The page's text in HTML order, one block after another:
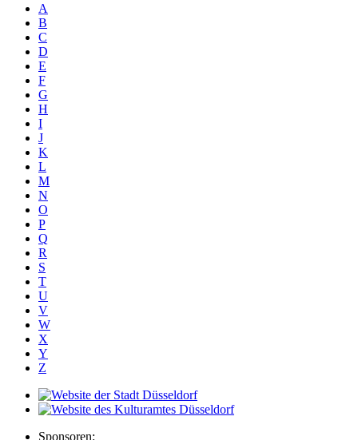
A
B
C
D
E
F
G
H
I
J
K
L
M
N
O
P
Q
R
S
T
U
V
W
X
Y
Z
Sponsoren: